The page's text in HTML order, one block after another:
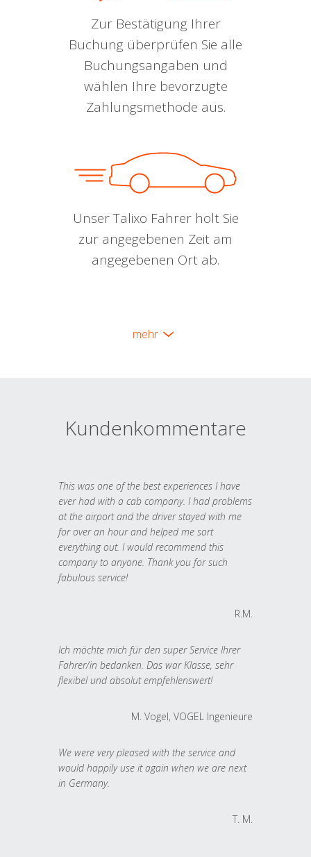
Zur Bestätigung Ihrer
Buchung überprüfen Sie alle
Buchungsangaben und
wählen Ihre bevorzugte
Zahlungsmethode aus.
Unser Talixo Fahrer holt Sie
zur angegebenen Zeit am
angegebenen Ort ab.
mehr
Kundenkommentare
This was one of the best experiences I have
ever had with a cab company. I had problems
at the airport and the driver stayed with me
for over an hour and helped me sort
everything out. I would recommend this
company to anyone. Thank you for such
fabulous service!
R.M.
Ich möchte mich für den super Service Ihrer
Fahrer/in bedanken. Das war Klasse, sehr
flexibel und absolut empfehlenswert!
M. Vogel, VOGEL Ingenieure
We were very pleased with the service and
would happily use it again when we are next
in Germany.
T. M.